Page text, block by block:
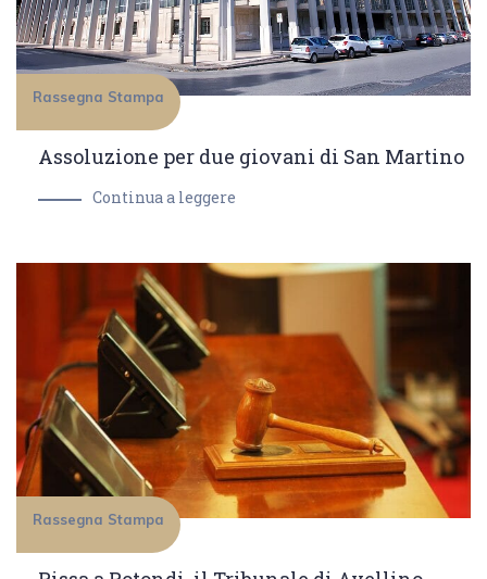
Rassegna Stampa
Assoluzione per due giovani di San Martino
Continua a leggere
Rassegna Stampa